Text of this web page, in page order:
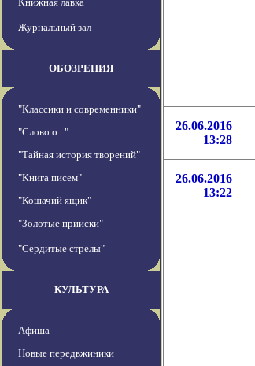
Журнальный зал
ОБОЗРЕНИЯ
"Классики и современники"
"Слово о..."
"Тайная история творений"
"Книга писем"
"Кошачий ящик"
"Золотые прииски"
"Сердитые стрелы"
КУЛЬТУРА
Афиша
Новые передвжиники
26.06.2016
13:28
26.06.2016
13:22